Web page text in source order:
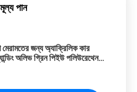
পান
মেরামতের জন্য অ্যাক্রিলিক কার
অলিভ গ্রিন পিইউ পলিউরেথেন